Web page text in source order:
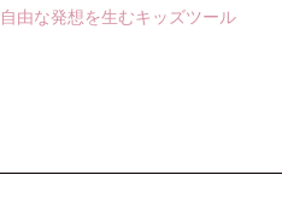
自由な発想を生むキッズツール